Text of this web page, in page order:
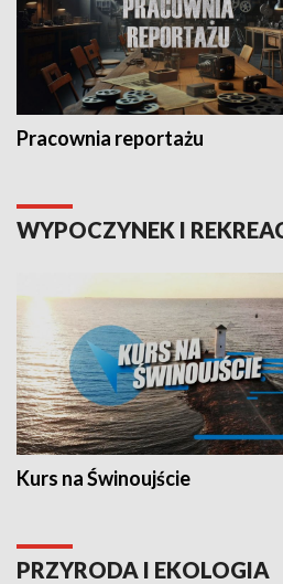
Pracownia reportażu
WYPOCZYNEK I
Kurs na Świnoujście
PRZYRODA I EKOLOGIA